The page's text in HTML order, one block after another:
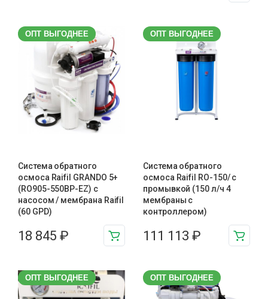
ОПТ ВЫГОДНЕЕ
Система обратного
осмоса Raifil GRANDO 5+
(RO905-550BP-EZ) с
насосом / мембрана Raifil
(60 GPD)
18 845 ₽
ОПТ ВЫГОДНЕЕ
Система обратного
осмоса Raifil RO-150/ с
промывкой (150 л/ч 4
мембраны с
контроллером)
111 113 ₽
ОПТ ВЫГОДНЕЕ ОПТ ВЫГОДНЕЕ